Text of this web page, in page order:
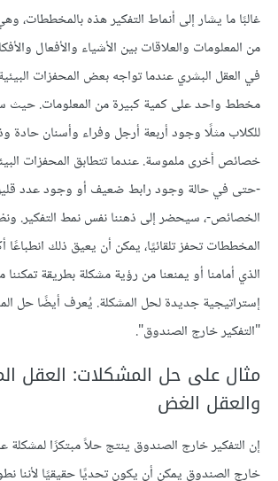
غالبًا ما يشار إلى أنماط التفكير هذه
من المعلومات والعلاقات بين الأشياء والأفعال
في العقل البشري عندما تواجه بعض المحفزات
مخطط واحد على كمية كبيرة من المعلومات.
للكلاب مثلًا وجود أربعة أرجل وفراء وأسنان
خصائص أخرى ملموسة. عندما تتطابق المحفزات
-حتى في حالة وجود رابط ضعيف أو وجود عدد
الخصائص-، سيحضر إلى ذهننا نفس نمط التفكير.
المخططات تحفز تلقائيًا، يمكن أن يعيق ذلك انطباعًا
الذي أمامنا أو يمنعنا من رؤية مشكلة بطريقة
إستراتيجية جديدة لحل المشكلة. يُعرف أيضًا حل
"التفكير خارج الصندوق".
مثال على حل المشكلات: العقل
والعقل الغض
إن التفكير خارج الصندوق ينتج حلاً مبتكرًا لمشكلة
خارج الصندوق يمكن أن يكون تحديًا حقيقيًا لأننا